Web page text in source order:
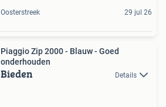
Oosterstreek 29 jul 26
Piaggio Zip 2000 - Blauw - Goed
onderhouden
Bieden Details